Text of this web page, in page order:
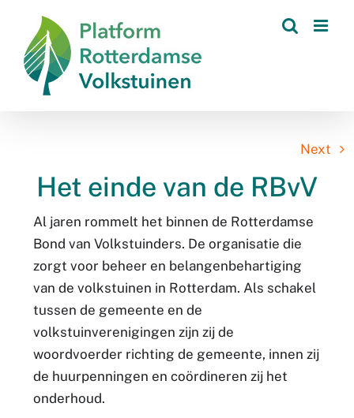
content
Next
Het einde van de RBvV
Al jaren rommelt het binnen de Rotterdamse
Bond van Volkstuinders. De organisatie die
zorgt voor beheer en belangenbehartiging
van de volkstuinen in Rotterdam. Als schakel
tussen de gemeente en de
volkstuinverenigingen zijn zij de
woordvoerder richting de gemeente, innen zij
de huurpenningen en coördineren zij het
onderhoud.